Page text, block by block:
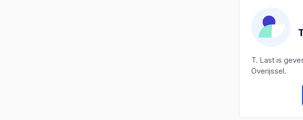
T. Last is
Overijssel.